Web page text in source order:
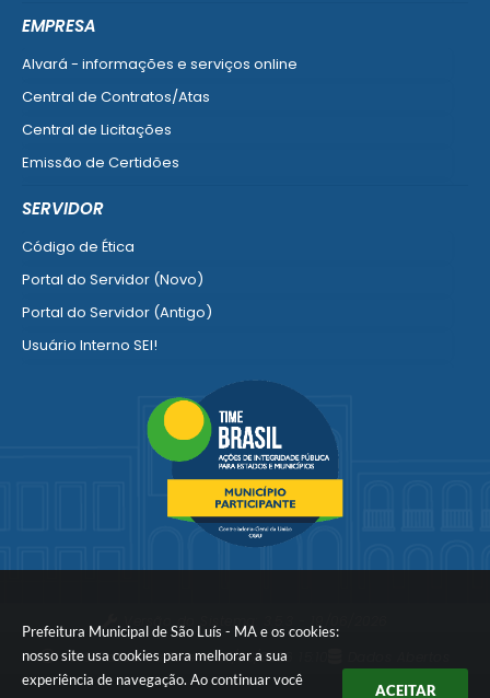
Prefeitura Municipal de São Luís - MA e os cookies:
nosso site usa cookies para melhorar a sua
experiência de navegação. Ao continuar você
ACEITAR
EMPRESA
Alvará - informações e serviços online
Central de Contratos/Atas
Central de Licitações
Emissão de Certidões
SERVIDOR
Código de Ética
Portal do Servidor (Novo)
Portal do Servidor (Antigo)
Usuário Interno SEI!
Portal do Segurado
Manual de Gestão Patrimonial
Ver mais serviços para o Servidor
Portal atualizado em:07/08/2026 15:10